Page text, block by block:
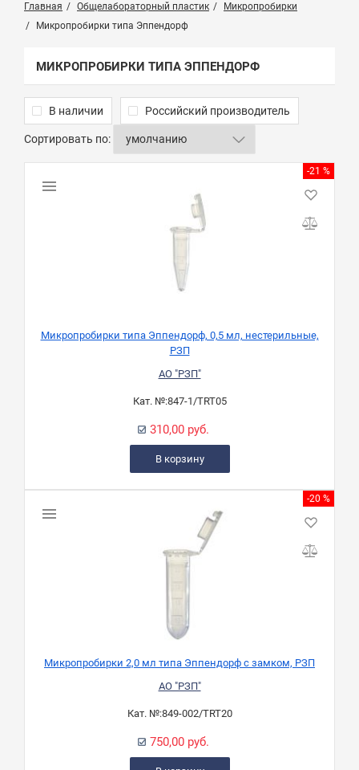
Главная Общелабораторный пластик
Микропробирки
Микропробирки типа Эппендорф
МИКРОПРОБИРКИ ТИПА ЭППЕНДОРФ
В наличии Российский производитель
Сортировать по:
-21 %
Микропробирки типа Эппендорф, 0,5 мл, нестерильные,
РЗП
АО "РЗП"
Кат. №:847-1/TRT05
310,00 руб.
В корзину
-20 %
Микропробирки 2,0 мл типа Эппендорф с замком, РЗП
АО "РЗП"
Кат. №:849-002/TRT20
750,00 руб.